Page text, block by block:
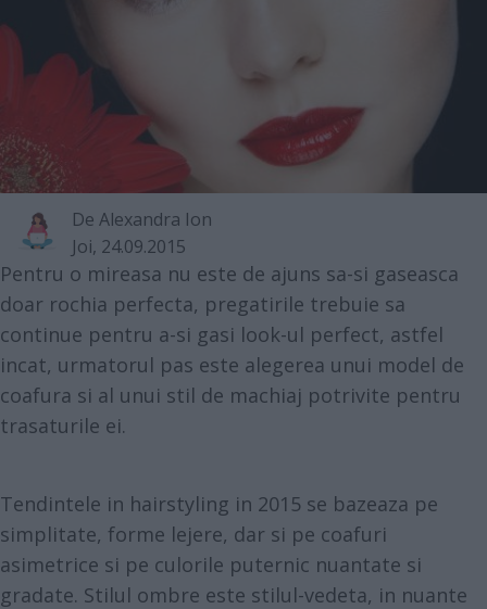
De Alexandra Ion
Joi, 24.09.2015
Pentru o mireasa nu este de ajuns sa-si gaseasca
doar rochia perfecta, pregatirile trebuie sa
continue pentru a-si gasi look-ul perfect, astfel
incat, urmatorul pas este alegerea unui model de
coafura si al unui stil de machiaj potrivite pentru
trasaturile ei.
Tendintele in hairstyling in 2015 se bazeaza pe
simplitate, forme lejere, dar si pe coafuri
asimetrice si pe culorile puternic nuantate si
gradate. Stilul ombre este stilul-vedeta, in nuante